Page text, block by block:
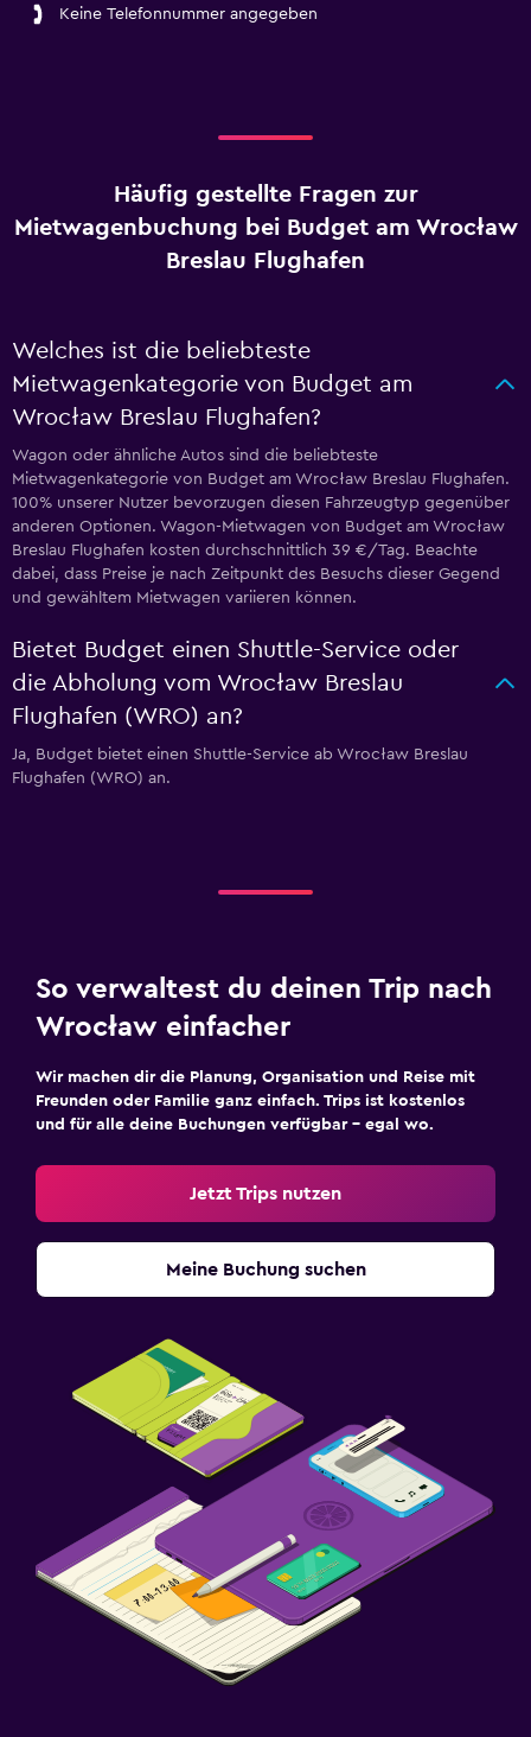
Keine Telefonnummer angegeben
Häufig gestellte Fragen zur
Mietwagenbuchung bei Budget am Wrocław
Breslau Flughafen
Welches ist die beliebteste
Mietwagenkategorie von Budget am
Wrocław Breslau Flughafen?
Wagon oder ähnliche Autos sind die beliebteste
Mietwagenkategorie von Budget am Wrocław Breslau Flughafen.
100% unserer Nutzer bevorzugen diesen Fahrzeugtyp gegenüber
anderen Optionen. Wagon-Mietwagen von Budget am Wrocław
Breslau Flughafen kosten durchschnittlich 39 €/Tag. Beachte
dabei, dass Preise je nach Zeitpunkt des Besuchs dieser Gegend
und gewähltem Mietwagen variieren können.
Bietet Budget einen Shuttle-Service oder
die Abholung vom Wrocław Breslau
Flughafen (WRO) an?
Ja, Budget bietet einen Shuttle-Service ab Wrocław Breslau
Flughafen (WRO) an.
So verwaltest du deinen Trip nach
Wrocław einfacher
Wir machen dir die Planung, Organisation und Reise mit
Freunden oder Familie ganz einfach. Trips ist kostenlos
und für alle deine Buchungen verfügbar – egal wo.
Jetzt Trips nutzen
Meine Buchung suchen